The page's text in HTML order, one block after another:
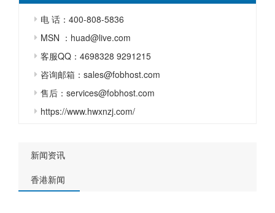
电 话：400-808-5836
MSN ：huad@live.com
客服QQ：4698328 9291215
咨询邮箱：sales@fobhost.com
售后：services@fobhost.com
https://www.hwxnzj.com/
新闻资讯
香港新闻